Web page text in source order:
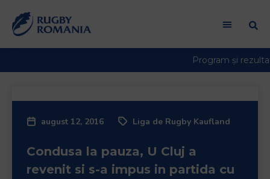
august 12, 2016 Liga de Rugby Kaufland
Condusa la pauza, U Cluj a
revenit si s-a impus in partida cu